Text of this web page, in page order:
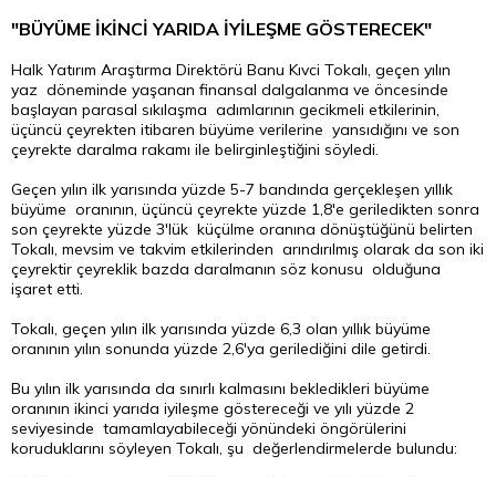
"BÜYÜME İKİNCİ YARIDA İYİLEŞME GÖSTERECEK"
Halk Yatırım Araştırma Direktörü Banu Kıvci Tokalı, geçen yılın
yaz döneminde yaşanan finansal dalgalanma ve öncesinde
başlayan parasal sıkılaşma adımlarının gecikmeli etkilerinin,
üçüncü çeyrekten itibaren büyüme verilerine yansıdığını ve son
çeyrekte daralma rakamı ile belirginleştiğini söyledi.
Geçen yılın ilk yarısında yüzde 5-7 bandında gerçekleşen yıllık
büyüme oranının, üçüncü çeyrekte yüzde 1,8'e geriledikten sonra
son çeyrekte yüzde 3'lük küçülme oranına dönüştüğünü belirten
Tokalı, mevsim ve takvim etkilerinden arındırılmış olarak da son iki
çeyrektir çeyreklik bazda daralmanın söz konusu olduğuna
işaret etti.
Tokalı, geçen yılın ilk yarısında yüzde 6,3 olan yıllık büyüme
oranının yılın sonunda yüzde 2,6'ya gerilediğini dile getirdi.
Bu yılın ilk yarısında da sınırlı kalmasını bekledikleri büyüme
oranının ikinci yarıda iyileşme göstereceği ve yılı yüzde 2
seviyesinde tamamlayabileceği yönündeki öngörülerini
koruduklarını söyleyen Tokalı, şu değerlendirmelerde bulundu: